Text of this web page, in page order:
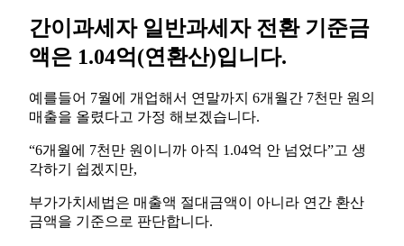
간이과세자 일반과세자 전환 기준금
액은 1.04억(연환산)입니다.
예를들어 7월에 개업해서 연말까지 6개월간 7천만 원의
매출을 올렸다고 가정 해보겠습니다.
“6개월에 7천만 원이니까 아직 1.04억 안 넘었다”고 생
각하기 쉽겠지만,
부가가치세법은 매출액 절대금액이 아니라 연간 환산
금액을 기준으로 판단합니다.